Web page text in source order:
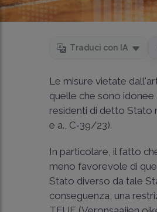
Traduci con IA
Le misure vietate
quelle che sono idonee
residenti di detto Stato
e a., C‑39/23).
In particolare, il fatto
meno favorevole di
Stato diverso da tale
conseguenza, una